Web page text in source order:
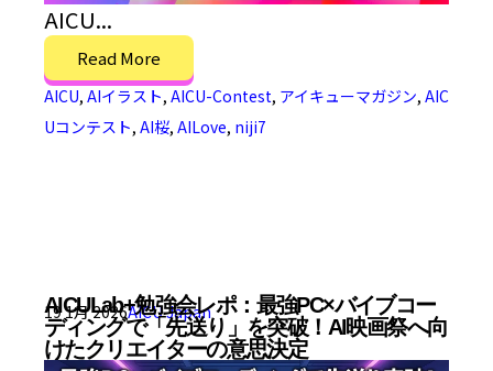
AICU...
Read More
AICU, AIイラスト, AICU-Contest, アイキューマガジン, AIC
Uコンテスト, AI桜, AILove, niji7
AICULab+勉強会レポ：最強PC×バイブコー
ディングで「先送り」を突破！AI映画祭へ向
けたクリエイターの意思決定
19 1月 2026AICU Japan